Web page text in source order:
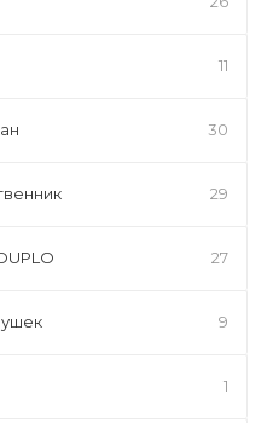
11
30
29
27
9
1